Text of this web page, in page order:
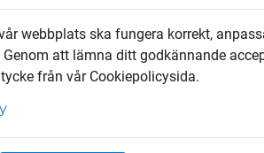
fortsätter
du själv välja om du vill:
tider mat erbjuds
mat helt
webbplats ska fungera korrekt,
att lämna ditt godkännande
från vår Cookiepolicysida.